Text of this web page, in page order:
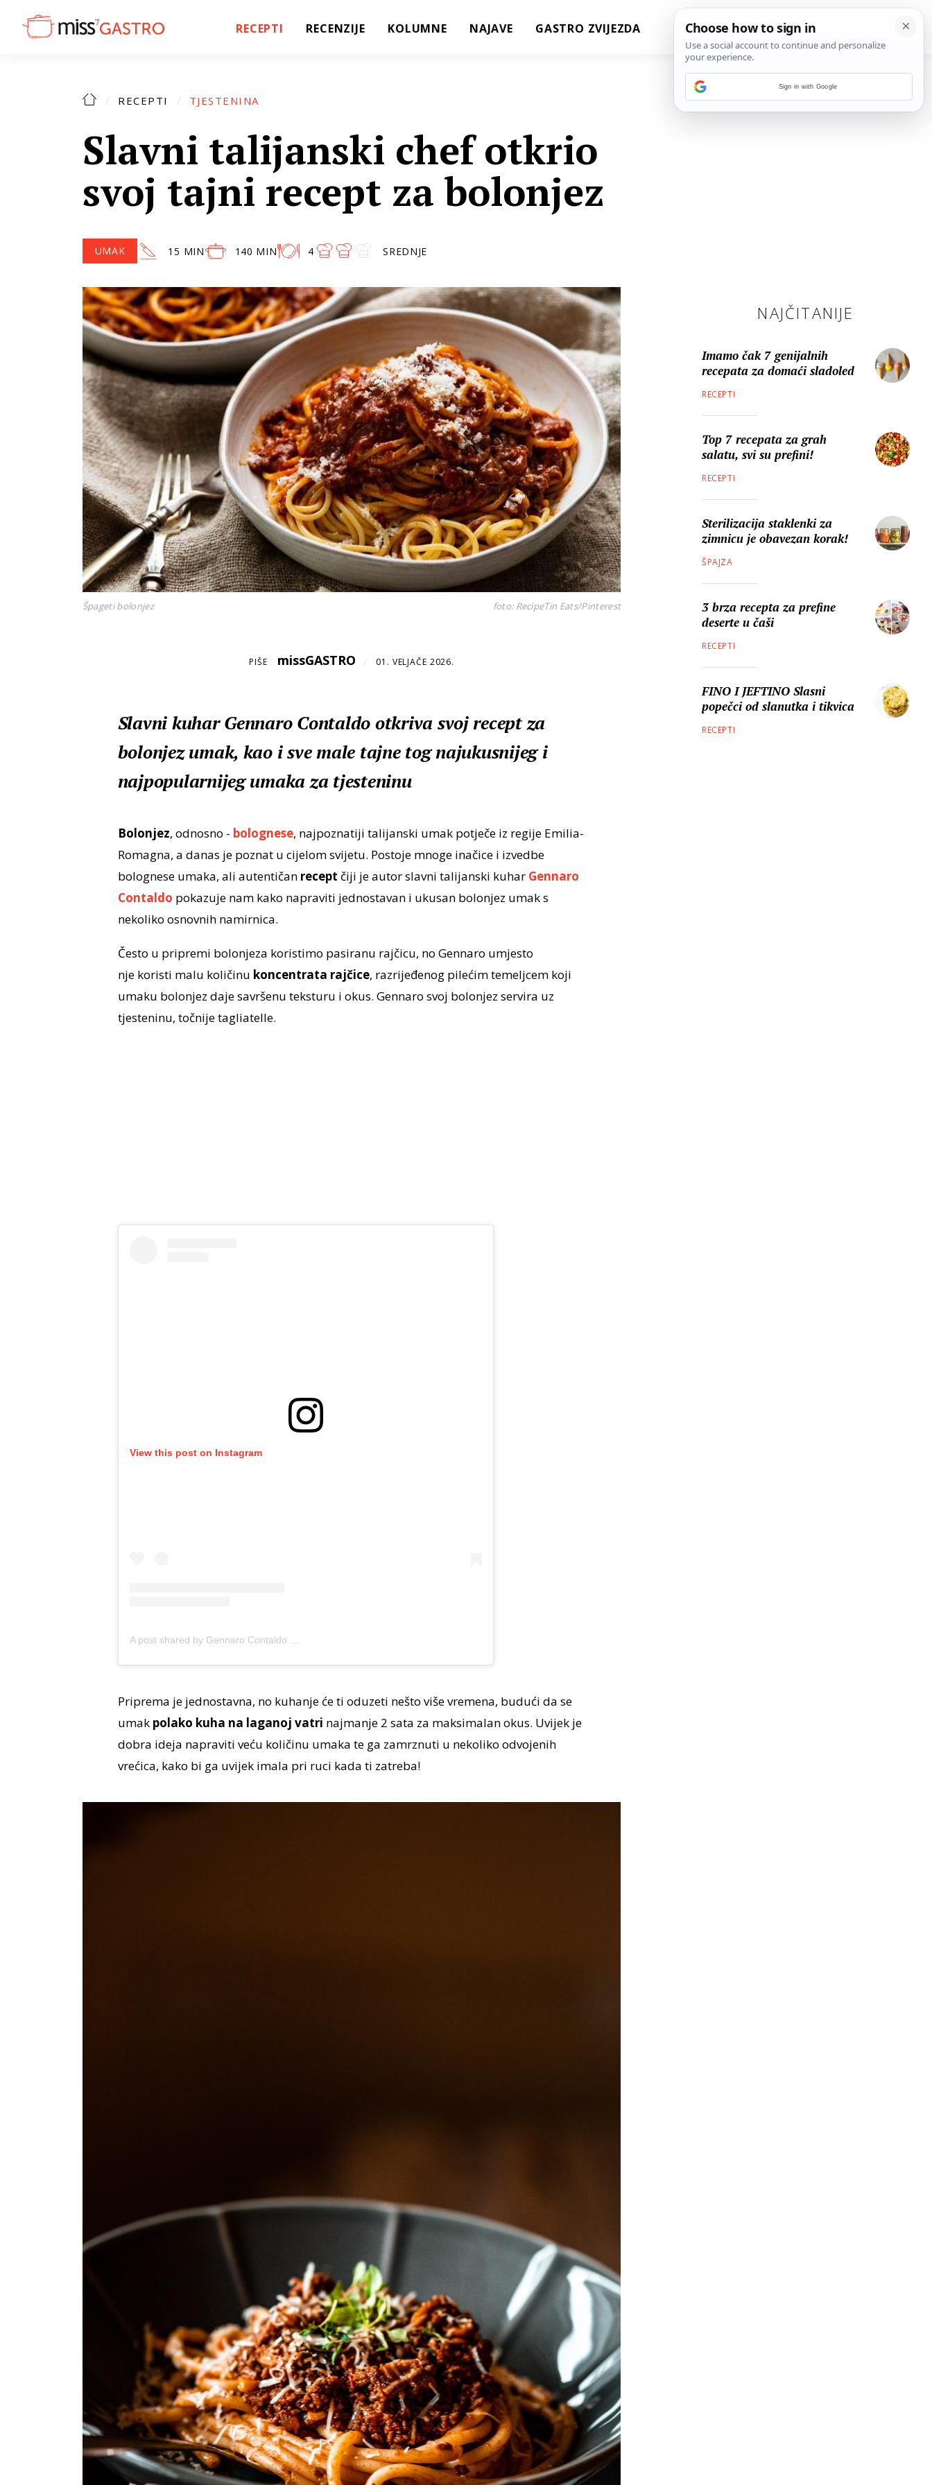
RECEPTI RECENZIJE KOLUMNE NAJAVE GASTRO ZVIJEZDA
RECEPTI TJESTENINA
Slavni talijanski chef otkrio
svoj tajni recept za bolonjez
UMAK 15 MIN 140 MIN 4 SREDNJE
Špageti bolonjez foto: RecipeTin Eats/Pinterest
PIŠE missGASTRO / 01. VELJAČE 2026.
Slavni kuhar Gennaro Contaldo otkriva svoj recept za
bolonjez umak, kao i sve male tajne tog najukusnijeg i
najpopularnijeg umaka za tjesteninu
Bolonjez, odnosno - bolognese, najpoznatiji talijanski umak potječe iz regije Emilia-
Romagna, a danas je poznat u cijelom svijetu. Postoje mnoge inačice i izvedbe
bolognese umaka, ali autentičan recept čiji je autor slavni talijanski kuhar Gennaro
Contaldo pokazuje nam kako napraviti jednostavan i ukusan bolonjez umak s
nekoliko osnovnih namirnica.
Često u pripremi bolonjeza koristimo pasiranu rajčicu, no Gennaro umjesto
nje koristi malu količinu koncentrata rajčice, razrijeđenog pilećim temeljcem koji
umaku bolonjez daje savršenu teksturu i okus. Gennaro svoj bolonjez servira uz
tjesteninu, točnije tagliatelle.
View this post on Instagram
Priprema je jednostavna, no kuhanje će ti oduzeti nešto više vremena, budući da se
umak polako kuha na laganoj vatri najmanje 2 sata za maksimalan okus. Uvijek je
dobra ideja napraviti veću količinu umaka te ga zamrznuti u nekoliko odvojenih
vrećica, kako bi ga uvijek imala pri ruci kada ti zatreba!
NAJČITANIJE
Imamo čak 7 genijalnih
recepata za domaći sladoled
RECEPTI
Top 7 recepata za grah
salatu, svi su prefini!
RECEPTI
Sterilizacija staklenki za
zimnicu je obavezan korak!
ŠPAJZA
3 brza recepta za prefine
deserte u čaši
RECEPTI
FINO I JEFTINO Slasni
popečci od slanutka i tikvica
RECEPTI
Sign in with Google